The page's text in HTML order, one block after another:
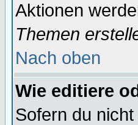
Aktionen
Themen
Nach oben
Wie editiere
Sofern du